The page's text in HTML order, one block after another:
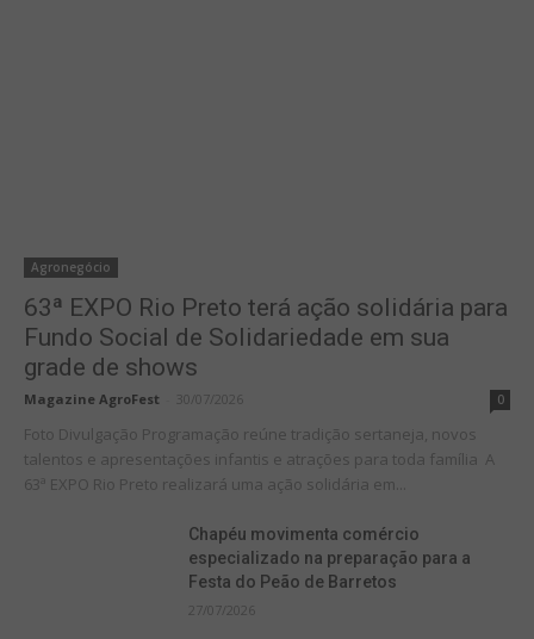
Agronegócio
63ª EXPO Rio Preto terá ação solidária para
Fundo Social de Solidariedade em sua
grade de shows
Magazine AgroFest 30/07/2026 0
Foto Divulgação Programação reúne tradição sertaneja, novos
talentos e apresentações infantis e atrações para toda família A
63ª EXPO Rio Preto realizará uma ação solidária em...
Chapéu movimenta comércio
especializado na preparação para a
Festa do Peão de Barretos
27/07/2026